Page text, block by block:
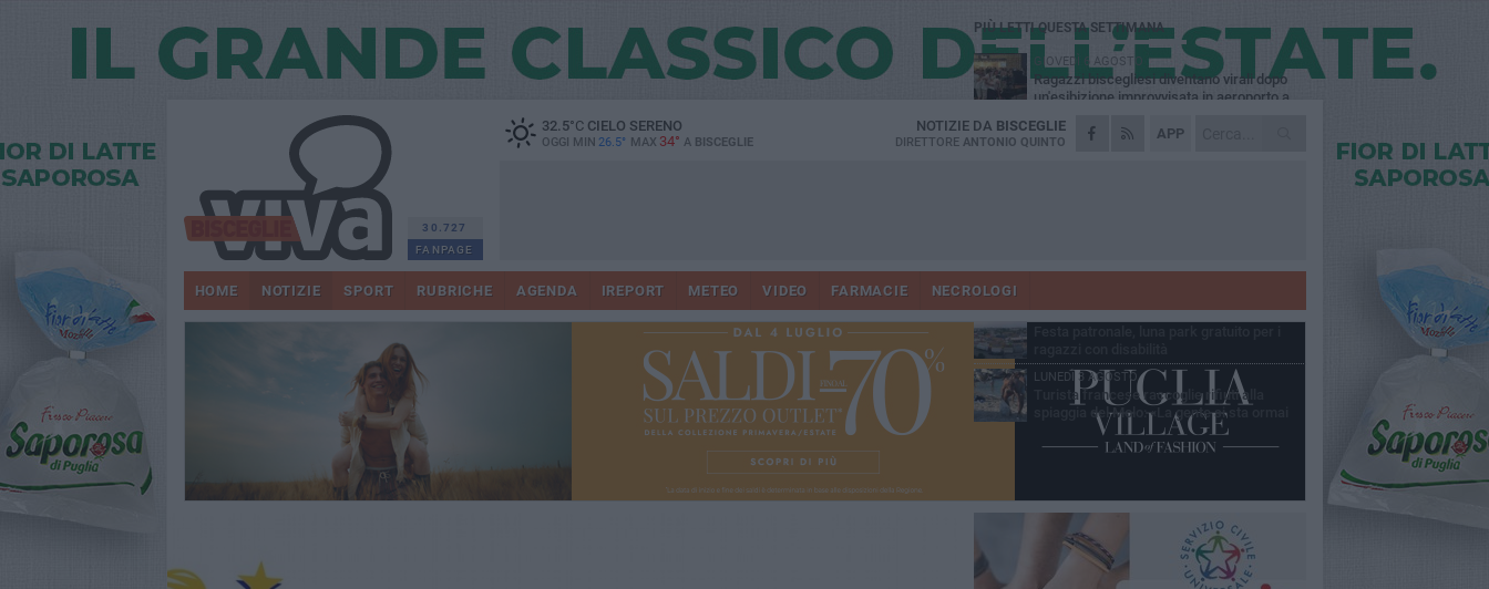
30.727
FANPAGE
32.5°CCIELO SERENO
OGGI MIN 26.5° MAX 34° A BISCEGLIE
APP
NOTIZIE DA BISCEGLIE
DIRETTORE ANTONIO QUINTO
HOME NOTIZIE SPORT RUBRICHE AGENDA IREPORT METEO VIDEO FARMACIE NECROLOGI
PIÙ LETTI QUESTA SETTIMANA
GIOVEDÌ 6 AGOSTO
Ragazzi biscegliesi diventano virali dopo
un'esibizione improvvisata in aeroporto a
MARTEDÌ 4 AGOSTO
Emergenza caldo, il Comune di Bisceglie
Due auto incendiate nella notte in via Dieta
MERCOLEDÌ 5 AGOSTO
LUNEDÌ 3 AGOSTO
Turista francese raccoglie rifiuti alla
spiaggia del Molo: «La gente si sta ormai